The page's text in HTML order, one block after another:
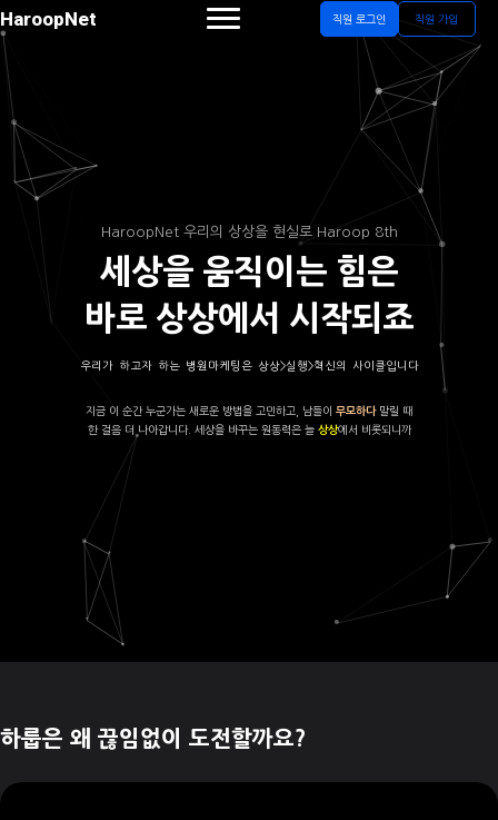
HaroopNet 직원 로그인 직원 가입
HaroopNet 우리의 상상을 현실로 Haroop 8th
세상을 움직이는 힘은
바로 상상에서 시작되죠
우리가 하고자 하는 병원마케팅은 상상>실행>혁신의 사이클입니다
지금 이 순간 누군가는 새로운 방법을 고민하고, 남들이 무모하다말릴 때
한 걸음 더 나아갑니다. 세상을 바꾸는 원동력은 늘 상상에서 비롯되니까
하룹은 왜 끊임없이 도전할까요?